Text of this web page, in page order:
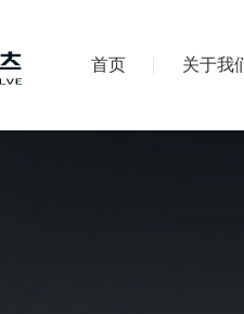
首页 关于我